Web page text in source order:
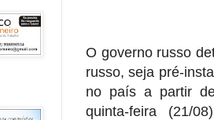
O governo russo
russo, seja pré-
no país a partir
quinta-feira (21/